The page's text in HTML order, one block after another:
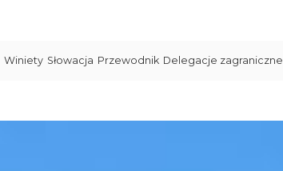
Winiety Słowacja Przewodnik Delegacje zagraniczne